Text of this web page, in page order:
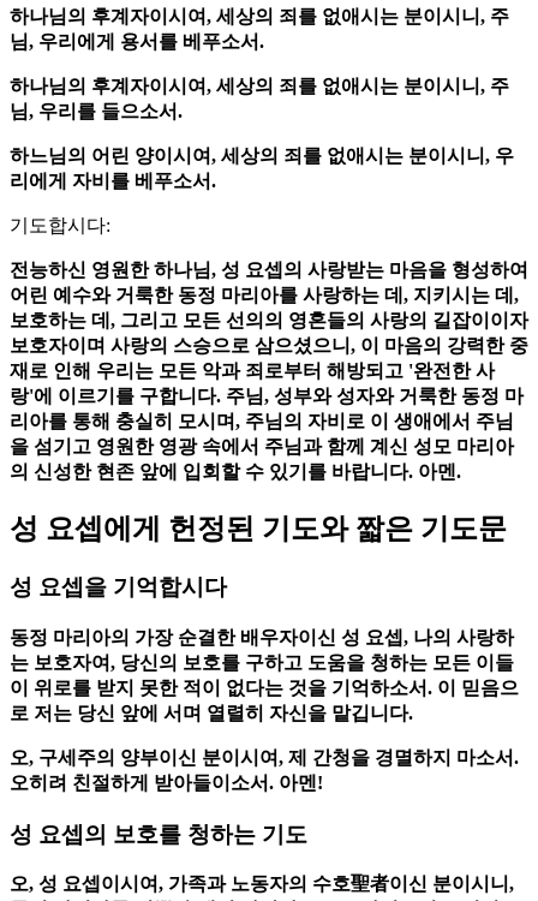
하나님의 후계자이시여, 세상의 죄를 없애시는 분이시니, 주
님, 우리에게 용서를 베푸소서.
하나님의 후계자이시여, 세상의 죄를 없애시는 분이시니, 주
님, 우리를 들으소서.
하느님의 어린 양이시여, 세상의 죄를 없애시는 분이시니, 우
리에게 자비를 베푸소서.
기도합시다:
전능하신 영원한 하나님, 성 요셉의 사랑받는 마음을 형성하여
어린 예수와 거룩한 동정 마리아를 사랑하는 데, 지키시는 데,
보호하는 데, 그리고 모든 선의의 영혼들의 사랑의 길잡이이자
보호자이며 사랑의 스승으로 삼으셨으니, 이 마음의 강력한 중
재로 인해 우리는 모든 악과 죄로부터 해방되고 '완전한 사
랑'에 이르기를 구합니다. 주님, 성부와 성자와 거룩한 동정 마
리아를 통해 충실히 모시며, 주님의 자비로 이 생애에서 주님
을 섬기고 영원한 영광 속에서 주님과 함께 계신 성모 마리아
의 신성한 현존 앞에 입회할 수 있기를 바랍니다. 아멘.
성 요셉에게 헌정된 기도와 짧은 기도문
성 요셉을 기억합시다
동정 마리아의 가장 순결한 배우자이신 성 요셉, 나의 사랑하
는 보호자여, 당신의 보호를 구하고 도움을 청하는 모든 이들
이 위로를 받지 못한 적이 없다는 것을 기억하소서. 이 믿음으
로 저는 당신 앞에 서며 열렬히 자신을 맡깁니다.
오, 구세주의 양부이신 분이시여, 제 간청을 경멸하지 마소서.
오히려 친절하게 받아들이소서. 아멘!
성 요셉의 보호를 청하는 기도
오, 성 요셉이시여, 가족과 노동자의 수호聖者이신 분이시니,